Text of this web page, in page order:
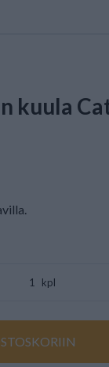
kuula
.
kpl